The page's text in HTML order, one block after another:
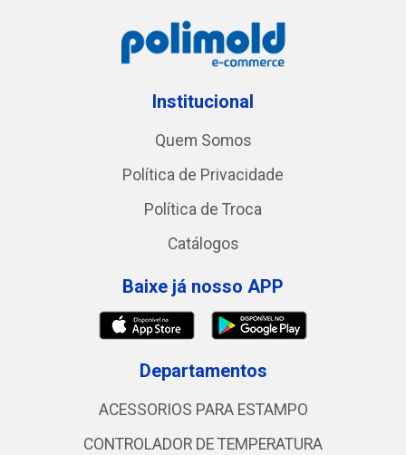
Institucional
Quem Somos
Política de Privacidade
Política de Troca
Catálogos
Baixe já nosso APP
Departamentos
ACESSORIOS PARA ESTAMPO
CONTROLADOR DE TEMPERATURA